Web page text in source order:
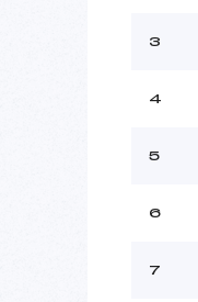
Heure
Météo :
3
4
5
6
7